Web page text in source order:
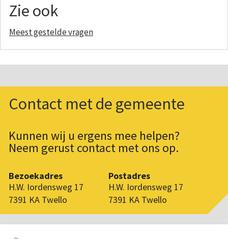
Zie ook
Meest gestelde vragen
Contact met de gemeente
Kunnen wij u ergens mee helpen?
Neem gerust contact met ons op.
Bezoekadres
H.W. Iordensweg 17
7391 KA Twello
Postadres
H.W. Iordensweg 17
7391 KA Twello